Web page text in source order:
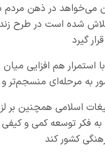
می‌خواهد در ذهن مردم
تلاش شده است در طرح
گیرد
استمرار هم افزایی
مرحله‌ای منسجم‌تر و
اسلامی همچنین بر
فکر توسعه کمی و
کشور کند